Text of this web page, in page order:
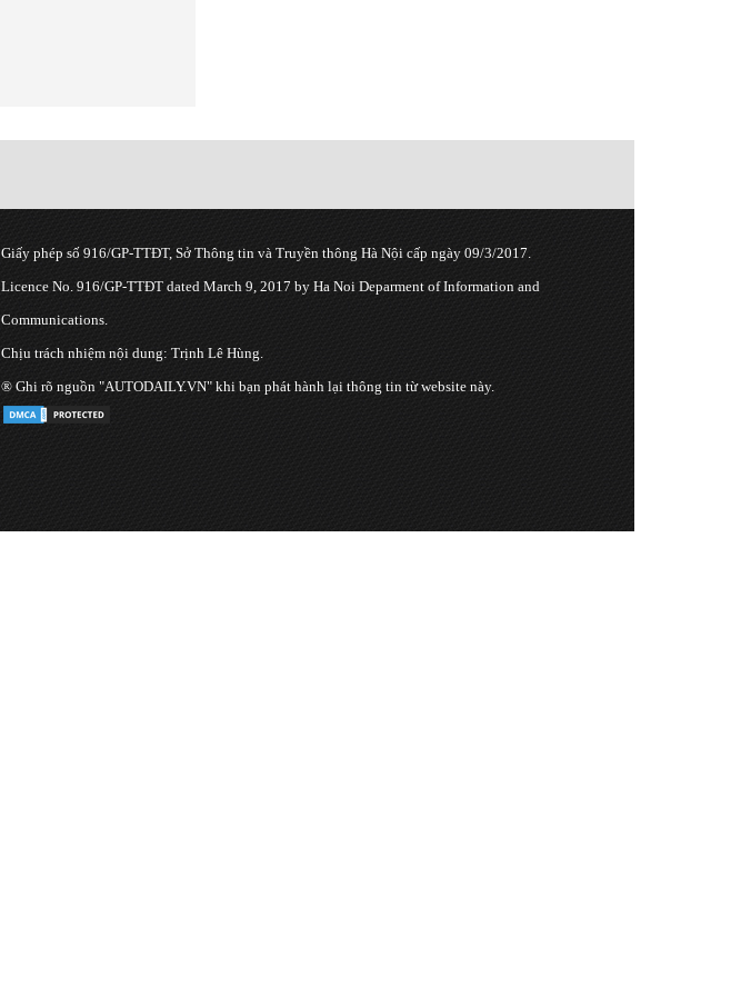
Giấy phép số 916/GP-TTĐT, Sở Thông tin và Truyền thông Hà Nội cấp ngày 09/3/2017.
Licence No. 916/GP-TTĐT dated March 9, 2017 by Ha Noi Deparment of Information and
Communications.
Chịu trách nhiệm nội dung: Trịnh Lê Hùng.
® Ghi rõ nguồn "AUTODAILY.VN" khi bạn phát hành lại thông tin từ website này.